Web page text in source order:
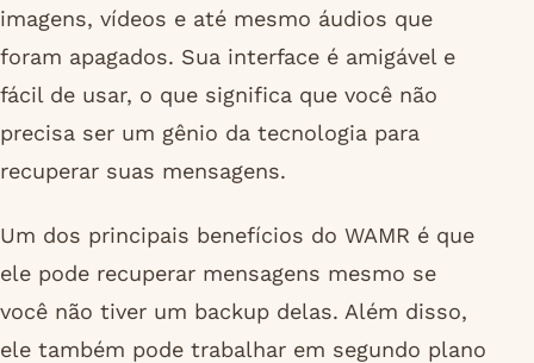
imagens, vídeos e até mesmo áudios que
foram apagados. Sua interface é amigável e
fácil de usar, o que significa que você não
precisa ser um gênio da tecnologia para
recuperar suas mensagens.
Um dos principais benefícios do WAMR é que
ele pode recuperar mensagens mesmo se
você não tiver um backup delas. Além disso,
ele também pode trabalhar em segundo plano